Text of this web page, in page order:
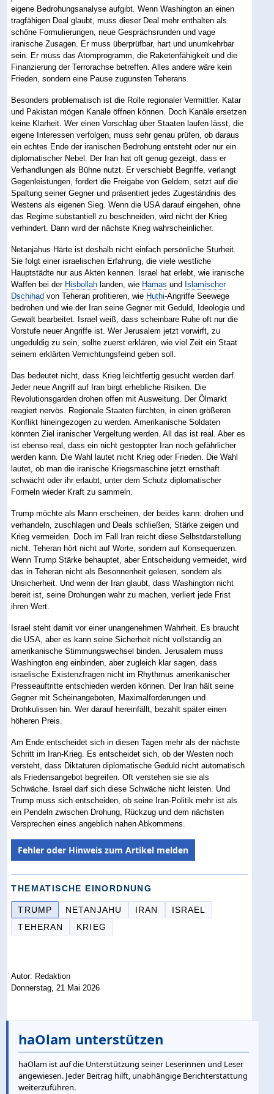
eigene Bedrohungsanalyse aufgibt. Wenn Washington an einen
tragfähigen Deal glaubt, muss dieser Deal mehr enthalten als
schöne Formulierungen, neue Gesprächsrunden und vage
iranische Zusagen. Er muss überprüfbar, hart und unumkehrbar
sein. Er muss das Atomprogramm, die Raketenfähigkeit und die
Finanzierung der Terrorachse betreffen. Alles andere wäre kein
Frieden, sondern eine Pause zugunsten Teherans.
Besonders problematisch ist die Rolle regionaler Vermittler. Katar
und Pakistan mögen Kanäle öffnen können. Doch Kanäle ersetzen
keine Klarheit. Wer einen Vorschlag über Staaten laufen lässt, die
eigene Interessen verfolgen, muss sehr genau prüfen, ob daraus
ein echtes Ende der iranischen Bedrohung entsteht oder nur ein
diplomatischer Nebel. Der Iran hat oft genug gezeigt, dass er
Verhandlungen als Bühne nutzt. Er verschiebt Begriffe, verlangt
Gegenleistungen, fordert die Freigabe von Geldern, setzt auf die
Spaltung seiner Gegner und präsentiert jedes Zugeständnis des
Westens als eigenen Sieg. Wenn die USA darauf eingehen, ohne
das Regime substantiell zu beschneiden, wird nicht der Krieg
verhindert. Dann wird der nächste Krieg wahrscheinlicher.
Netanjahus Härte ist deshalb nicht einfach persönliche Sturheit.
Sie folgt einer israelischen Erfahrung, die viele westliche
Hauptstädte nur aus Akten kennen. Israel hat erlebt, wie iranische
Waffen bei der Hisbollah landen, wie Hamas und Islamischer
Dschihad von Teheran profitieren, wie Huthi-Angriffe Seewege
bedrohen und wie der Iran seine Gegner mit Geduld, Ideologie und
Gewalt bearbeitet. Israel weiß, dass scheinbare Ruhe oft nur die
Vorstufe neuer Angriffe ist. Wer Jerusalem jetzt vorwirft, zu
ungeduldig zu sein, sollte zuerst erklären, wie viel Zeit ein Staat
seinem erklärten Vernichtungsfeind geben soll.
Das bedeutet nicht, dass Krieg leichtfertig gesucht werden darf.
Jeder neue Angriff auf Iran birgt erhebliche Risiken. Die
Revolutionsgarden drohen offen mit Ausweitung. Der Ölmarkt
reagiert nervös. Regionale Staaten fürchten, in einen größeren
Konflikt hineingezogen zu werden. Amerikanische Soldaten
könnten Ziel iranischer Vergeltung werden. All das ist real. Aber es
ist ebenso real, dass ein nicht gestoppter Iran noch gefährlicher
werden kann. Die Wahl lautet nicht Krieg oder Frieden. Die Wahl
lautet, ob man die iranische Kriegsmaschine jetzt ernsthaft
schwächt oder ihr erlaubt, unter dem Schutz diplomatischer
Formeln wieder Kraft zu sammeln.
Trump möchte als Mann erscheinen, der beides kann: drohen und
verhandeln, zuschlagen und Deals schließen, Stärke zeigen und
Krieg vermeiden. Doch im Fall Iran reicht diese Selbstdarstellung
nicht. Teheran hört nicht auf Worte, sondern auf Konsequenzen.
Wenn Trump Stärke behauptet, aber Entscheidung vermeidet, wird
das in Teheran nicht als Besonnenheit gelesen, sondern als
Unsicherheit. Und wenn der Iran glaubt, dass Washington nicht
bereit ist, seine Drohungen wahr zu machen, verliert jede Frist
ihren Wert.
Israel steht damit vor einer unangenehmen Wahrheit. Es braucht
die USA, aber es kann seine Sicherheit nicht vollständig an
amerikanische Stimmungswechsel binden. Jerusalem muss
Washington eng einbinden, aber zugleich klar sagen, dass
israelische Existenzfragen nicht im Rhythmus amerikanischer
Presseauftritte entschieden werden können. Der Iran hält seine
Gegner mit Scheinangeboten, Maximalforderungen und
Drohkulissen hin. Wer darauf hereinfällt, bezahlt später einen
höheren Preis.
Am Ende entscheidet sich in diesen Tagen mehr als der nächste
Schritt im Iran-Krieg. Es entscheidet sich, ob der Westen noch
versteht, dass Diktaturen diplomatische Geduld nicht automatisch
als Friedensangebot begreifen. Oft verstehen sie sie als
Schwäche. Israel darf sich diese Schwäche nicht leisten. Und
Trump muss sich entscheiden, ob seine Iran-Politik mehr ist als
ein Pendeln zwischen Drohung, Rückzug und dem nächsten
Versprechen eines angeblich nahen Abkommens.
Fehler oder Hinweis zum Artikel melden
THEMATISCHE EINORDNUNG
TRUMP NETANJAHU IRAN
ISRAEL
TEHERAN
KRIEG
Autor: Redaktion
Donnerstag, 21 Mai 2026
haOlam unterstützen
haOlam ist auf die Unterstützung seiner Leserinnen und Leser
angewiesen. Jeder Beitrag hilft, unabhängige Berichterstattung
weiterzuführen.